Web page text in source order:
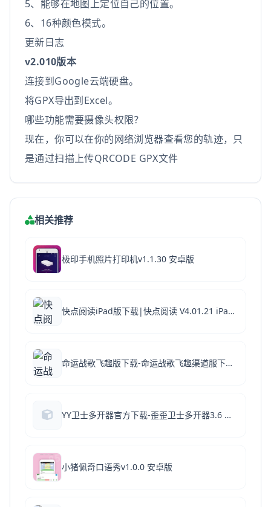
5、能够在地图上定位自己的位置。
6、16种颜色模式。
更新日志
v2.010版本
连接到Google云端硬盘。
将GPX导出到Excel。
哪些功能需要摄像头权限？
现在，你可以在你的网络浏览器查看您的轨迹，只
是通过扫描上传QRCODE GPX文件
相关推荐
极印手机照片打印机v1.1.30 安卓版
快点阅读iPad版下载|快点阅读 V4.01.21 iPad版下载
命运战歌飞趣版下载-命运战歌飞趣渠道服下载 v1.0.0.0安卓版
YY卫士多开器官方下载-歪歪卫士多开器3.6 官方绿色版
小猪佩奇口语秀v1.0.0 安卓版